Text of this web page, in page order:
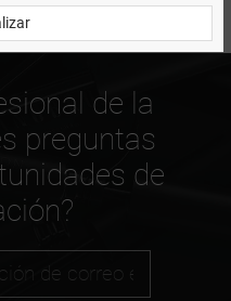
de la
preguntas
de